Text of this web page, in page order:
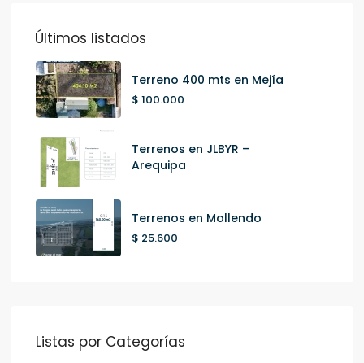
Últimos listados
Terreno 400 mts en Mejía
$ 100.000
Terrenos en JLBYR –
Arequipa
Terrenos en Mollendo
$ 25.600
Listas por Categorías